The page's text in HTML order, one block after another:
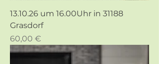
13.10.26 um 16.00Uhr in 31188
Grasdorf
Preis
60,00 €